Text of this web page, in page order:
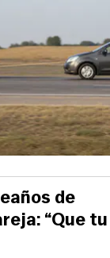
de
“Que tu